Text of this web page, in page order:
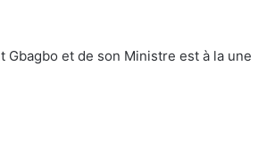
Gbagbo et de son Ministre est à la une